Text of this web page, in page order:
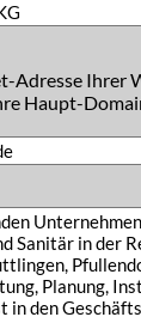
Adresse Ihrer
Haupt-